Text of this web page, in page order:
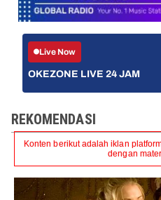
Live Now
OKEZONE LIVE 24 JAM